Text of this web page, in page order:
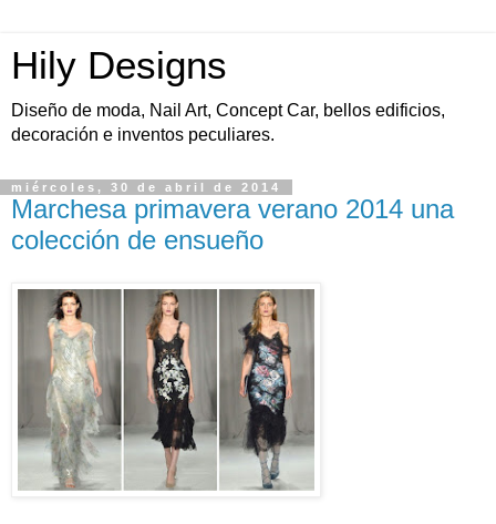
Hily Designs
Diseño de moda, Nail Art, Concept Car, bellos edificios,
decoración e inventos peculiares.
miércoles, 30 de abril de 2014
Marchesa primavera verano 2014 una
colección de ensueño